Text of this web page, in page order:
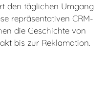
den täglichen Umgang
repräsentativen CRM-
die Geschichte von
bis zur Reklamation.